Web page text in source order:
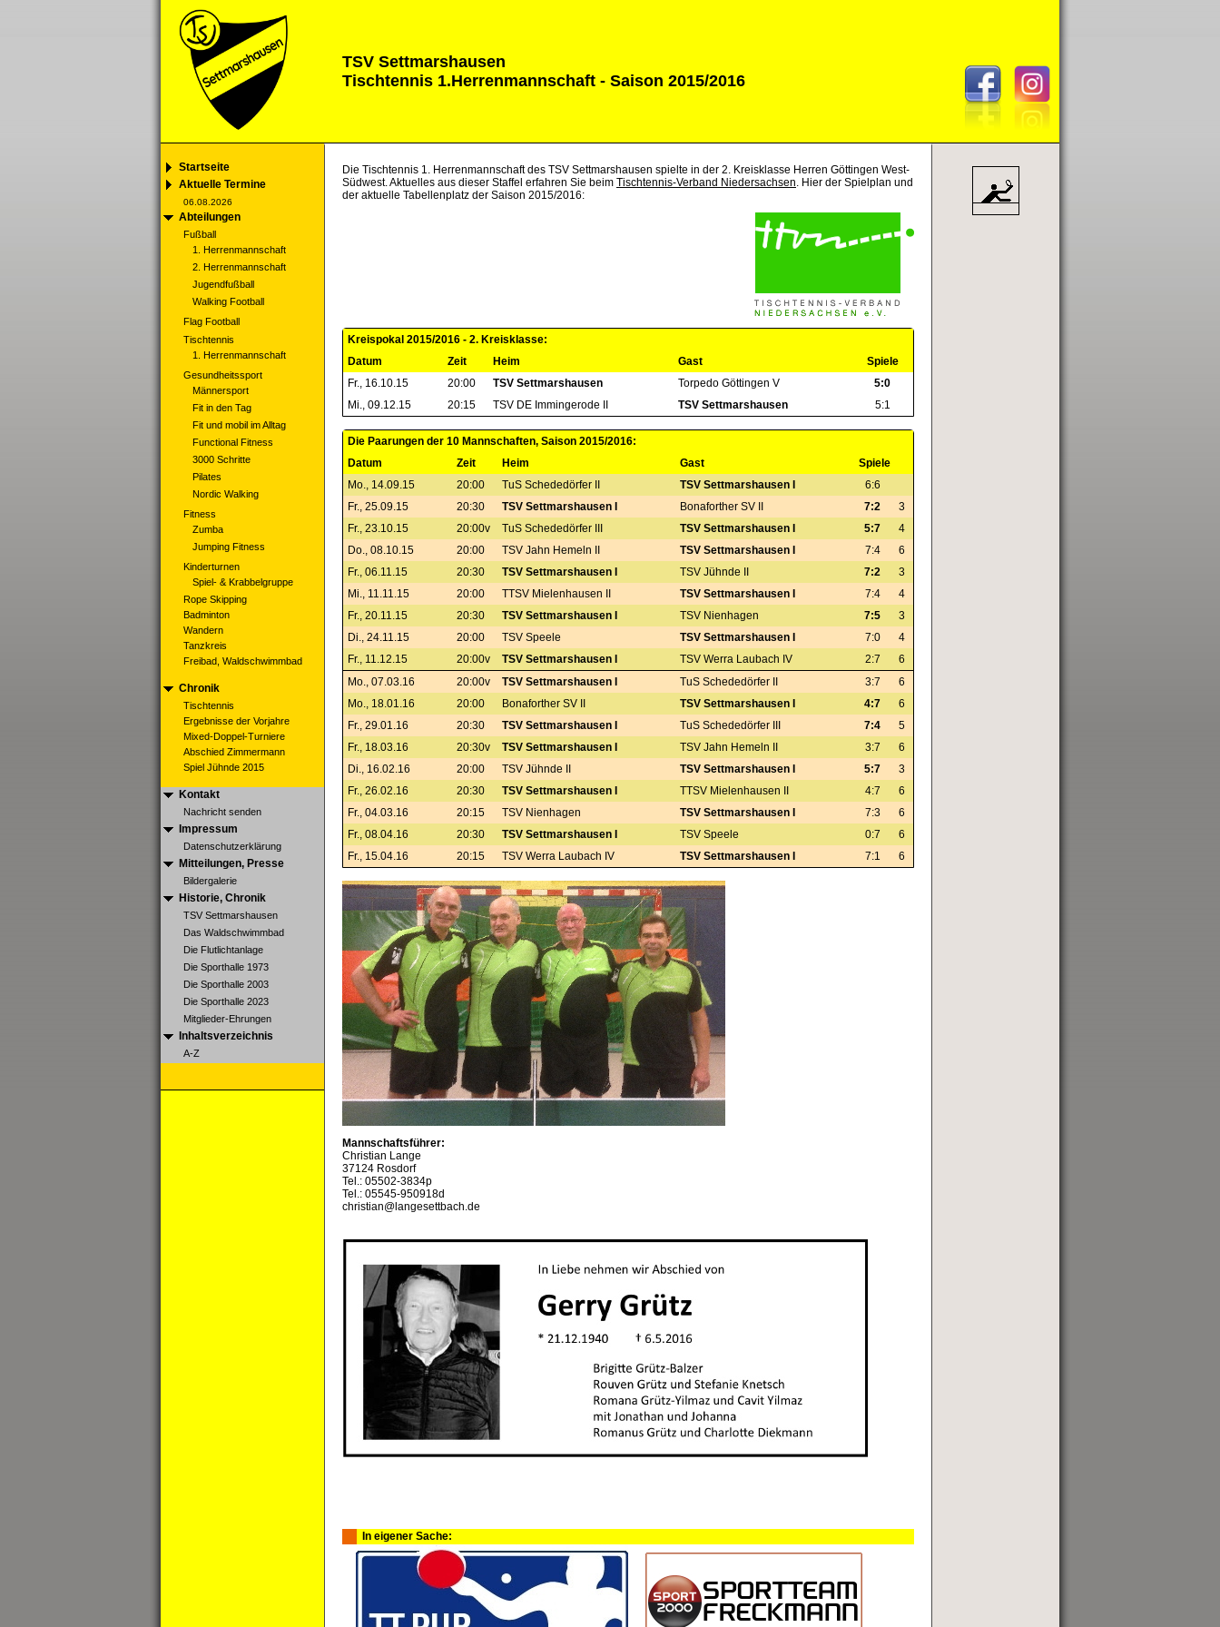
TSV Settmarshausen
Tischtennis 1.Herrenmannschaft - Saison 2015/2016
Startseite
Aktuelle Termine
06.08.2026
Abteilungen
Fußball
1. Herrenmannschaft
2. Herrenmannschaft
Jugendfußball
Walking Football
Flag Football
Tischtennis
1. Herrenmannschaft
Gesundheitssport
Männersport
Fit in den Tag
Fit und mobil im Alltag
Functional Fitness
3000 Schritte
Pilates
Nordic Walking
Fitness
Zumba
Jumping Fitness
Kinderturnen
Spiel- & Krabbelgruppe
Rope Skipping
Badminton
Wandern
Tanzkreis
Freibad, Waldschwimmbad
Chronik
Tischtennis
Ergebnisse der Vorjahre
Mixed-Doppel-Turniere
Abschied Zimmermann
Spiel Jühnde 2015
Kontakt
Nachricht senden
Impressum
Datenschutzerklärung
Mitteilungen, Presse
Bildergalerie
Historie, Chronik
TSV Settmarshausen
Das Waldschwimmbad
Die Flutlichtanlage
Die Sporthalle 1973
Die Sporthalle 2003
Die Sporthalle 2023
Mitglieder-Ehrungen
Inhaltsverzeichnis
A-Z
Die Tischtennis 1. Herrenmannschaft des TSV Settmarshausen spielte in der 2. Kreisklasse Herren Göttingen West-
Südwest. Aktuelles aus dieser Staffel erfahren Sie beim Tischtennis-Verband Niedersachsen. Hier der Spielplan und
der aktuelle Tabellenplatz der Saison 2015/2016:
Kreispokal 2015/2016 - 2. Kreisklasse:
Datum
Zeit Heim Gast
Spiele
Fr., 16.10.15
20:00 TSV Settmarshausen Torpedo Göttingen V
5:0
Mi., 09.12.15
20:15 TSV DE Immingerode II TSV Settmarshausen 5:1
Die Paarungen der 10 Mannschaften, Saison 2015/2016:
Datum
Zeit Heim Gast
Spiele
Mo., 14.09.15
20:00 TuS Schededörfer II TSV Settmarshausen I
6:6
Fr., 25.09.15
20:30 TSV Settmarshausen I Bonaforther SV II 7:2
3
Fr., 23.10.15
20:00v TuS Schededörfer III TSV Settmarshausen I 5:7
4
Do., 08.10.15
20:00 TSV Jahn Hemeln II TSV Settmarshausen I 7:4
6
Fr., 06.11.15
20:30 TSV Settmarshausen I TSV Jühnde II 7:2
3
Mi., 11.11.15
20:00 TTSV Mielenhausen II TSV Settmarshausen I 7:4
4
Fr., 20.11.15
20:30 TSV Settmarshausen I TSV Nienhagen 7:5
3
Di., 24.11.15
20:00 TSV Speele TSV Settmarshausen I 7:0
4
Fr., 11.12.15
20:00v TSV Settmarshausen I TSV Werra Laubach IV 2:7
6
Mo., 07.03.16
20:00v TSV Settmarshausen I TuS Schededörfer II 3:7
6
Mo., 18.01.16
20:00 Bonaforther SV II TSV Settmarshausen I 4:7
6
Fr., 29.01.16
20:30 TSV Settmarshausen I TuS Schededörfer III 7:4
5
Fr., 18.03.16
20:30v TSV Settmarshausen I TSV Jahn Hemeln II 3:7
6
Di., 16.02.16
20:00 TSV Jühnde II TSV Settmarshausen I 5:7
3
Fr., 26.02.16
20:30 TSV Settmarshausen I TTSV Mielenhausen II 4:7
6
Fr., 04.03.16
20:15 TSV Nienhagen TSV Settmarshausen I 7:3
6
Fr., 08.04.16
20:30 TSV Settmarshausen I TSV Speele 0:7
6
Fr., 15.04.16
20:15 TSV Werra Laubach IV TSV Settmarshausen I 7:1 6
Mannschaftsführer:
Christian Lange
37124 Rosdorf
Tel.: 05502-3834p
Tel.: 05545-950918d
christian@langesettbach.de
In eigener Sache: